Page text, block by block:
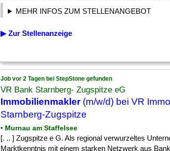
MEHR INFOS ZUM STELLENANGEBOT
▶ Zur Stellenanzeige
Job vor 2 Tagen bei StepStone gefunden
VR Bank Starnberg- Zugspitze eG
Immobilienmakler(m/w/d) bei VR
Starnberg-Zugspitze
• Murnau am Staffelsee
[. .. ] Zugspitze e G. Als regional verwurzeltes
Marktkenntnis mit einem starken Netzwerk aus